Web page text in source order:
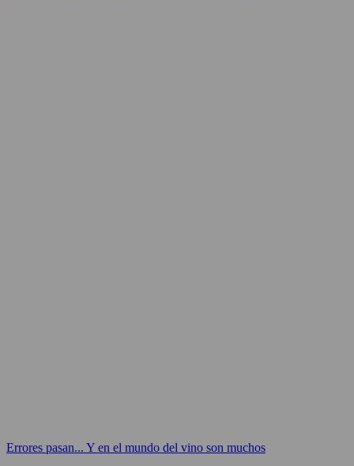
Errores pasan... Y en el mundo del vino son muchos